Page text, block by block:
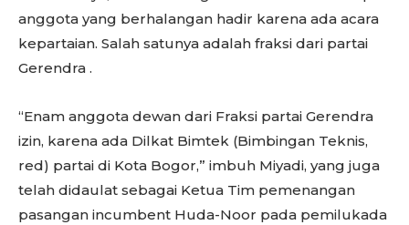
anggota yang berhalangan hadir karena ada acara
kepartaian. Salah satunya adalah fraksi dari partai
Gerendra .
“Enam anggota dewan dari Fraksi partai Gerendra
izin, karena ada Dilkat Bimtek (Bimbingan Teknis,
red) partai di Kota Bogor,” imbuh Miyadi, yang juga
telah didaulat sebagai Ketua Tim pemenangan
pasangan incumbent Huda-Noor pada pemilukada